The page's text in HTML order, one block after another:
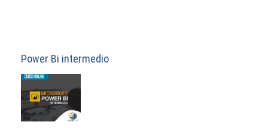
Power Bi intermedio